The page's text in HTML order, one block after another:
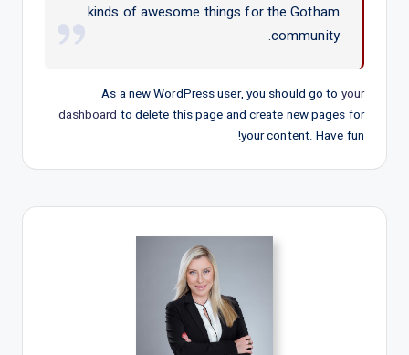
kinds of awesome things for the Gotham
community.
As a new WordPress user, you should go to your
dashboard to delete this page and create new pages for
your content. Have fun!